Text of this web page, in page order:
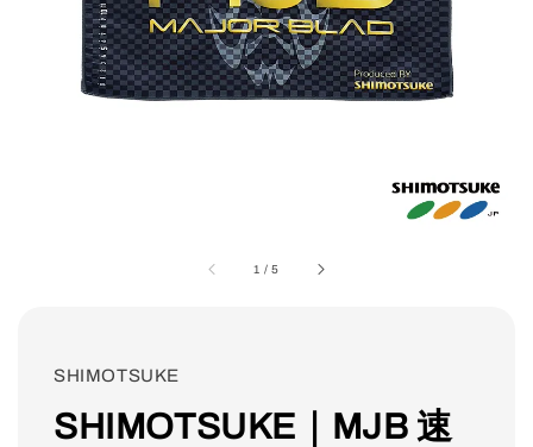
1 /5
SHIMOTSUKE
SHIMOTSUKE｜MJB 速